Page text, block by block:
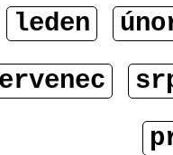
leden